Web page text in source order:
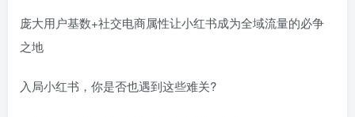
庞大用户基数+社交电商属性让小红书成为全域流量的必争
之地
入局小红书，你是否也遇到这些难关?